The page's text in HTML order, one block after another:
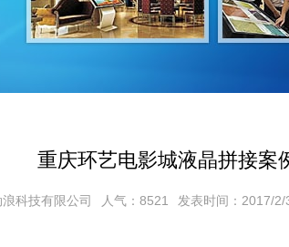
重庆环艺电影城液晶拼接案
科技有限公司 人气：8521 发表时间：2017/